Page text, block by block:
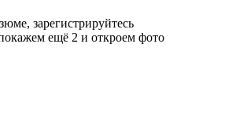
зарегистрируйтесь
ещё 2 и откроем фото